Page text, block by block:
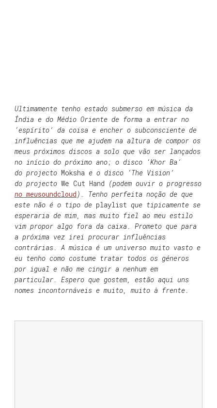
Ultimamente tenho estado submerso em música da
Índia e do Médio Oriente de forma a entrar no
‘espírito’ da coisa e encher o subconsciente de
influências que me ajudem na altura de compor os
meus próximos discos a solo que vão ser lançados
no início do próximo ano; o disco ‘Khor Ba’
do projecto Moksha e o disco ‘The Vision’
do projecto We Cut Hand (podem ouvir o progresso
no meusoundcloud ). Tenho perfeita noção de que
este não é o tipo de playlist que tipicamente se
esperaria de mim, mas muito fiel ao meu estilo
vim propor algo fora da caixa. Prometo que para
a próxima vez irei procurar influências
contrárias. A música é um universo muito vasto e
eu tenho como costume tratar todos os géneros
por igual e não me cingir a nenhum em
particular. Espero que gostem, estão aqui uns
nomes incontornáveis e muito, muito à frente.